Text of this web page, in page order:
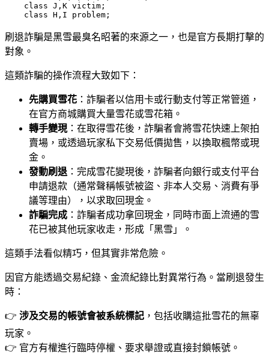
    class J,K victim;
    class H,I problem;
刷退詐騙是黑雪最臭名昭著的來源之一，也是官方長期打擊的
對象。
這類詐騙的操作流程大致如下：
先購買雪花 ：詐騙者以信用卡或行動支付等正常管道，
在官方商城購買大量雪花或雪花箱。
轉手變現：在取得雪花後，詐騙者會將雪花快速上架拍
賣場，或透過玩家私下交易低價拋售，以換取楓幣或現
金。
發動刷退 ：完成雪花變現後，詐騙者向銀行或支付平台
申請退款（通常聲稱帳號被盜、非本人交易、消費有爭
議等理由），以求取回現金。
詐騙完成 ：詐騙者成功拿回現金，同時市面上流通的雪
花已被其他玩家收走，形成「黑雪」。
這類手法看似精巧，但其實非常危險。
因官方能透過交易紀錄、金流紀錄比對異常行為。當刷退發生
時：
👉 涉及交易的帳號會被系統標記 ，包括收購這批雪花的無辜
玩家。
👉 官方有權進行臨時停權、要求舉證或直接封鎖帳號。